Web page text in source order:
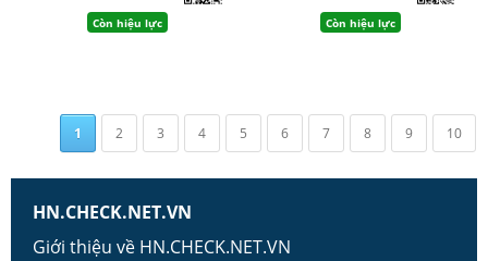
Còn hiệu lực Còn hiệu lực
1 2 3 4 5 6 7 8 9 10
HN.CHECK.NET.VN
Giới thiệu về HN.CHECK.NET.VN